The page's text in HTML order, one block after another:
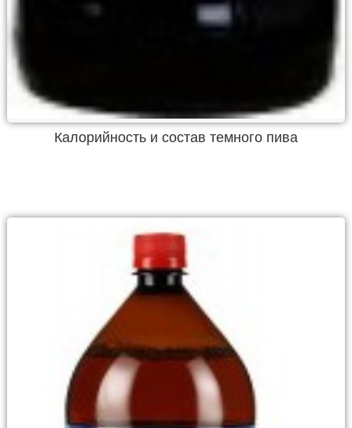
Калорийность и состав темного пива